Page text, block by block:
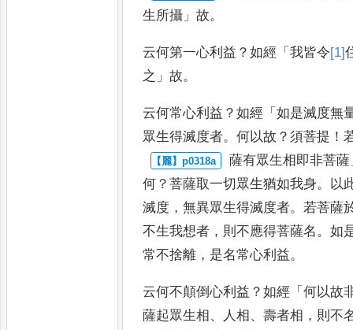
生所攝 」故。
云何第一心利益 ？如經 「我皆令[1]
之 」故。
云何常心利益 ？如經 「如是滅度無
眾生得滅度者。何以故 ？須菩提 ！
薩有眾生相即非菩薩
何 ？菩薩取一切眾生猶如我身。 以
滅度 ，無異眾生得滅度者。若菩薩
不生我想者 ， 則不應得菩薩名。如
常不捨離 ， 是名常心利益。
云何不顛倒心利益 ？如經 「何以故
薩起眾生相、 人相、壽者相 ， 則不